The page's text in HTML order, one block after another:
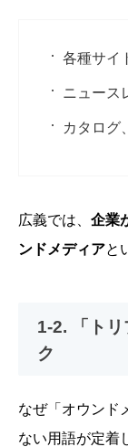
各種サイ
ニュース
カタログ
広義では、 企業
ンドメディアと
1-2. 「ト
ク
なぜ「オウンド
ない用語が定着